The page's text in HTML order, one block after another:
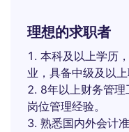
理想的求职者
本科及以上学历
业，具备中级及以上
8年以上财务管
岗位管理经验。
熟悉国内外会计